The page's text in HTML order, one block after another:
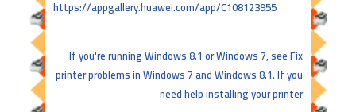
https://appgallery.huawei.com/app/C108123955
If you're running Windows 8.1 or Windows 7, see Fix
printer problems in Windows 7 and Windows 8.1. If you
need help installing your printer